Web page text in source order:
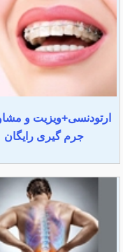
ارتودنسی+ویزیت و
جرم گیری رایگان